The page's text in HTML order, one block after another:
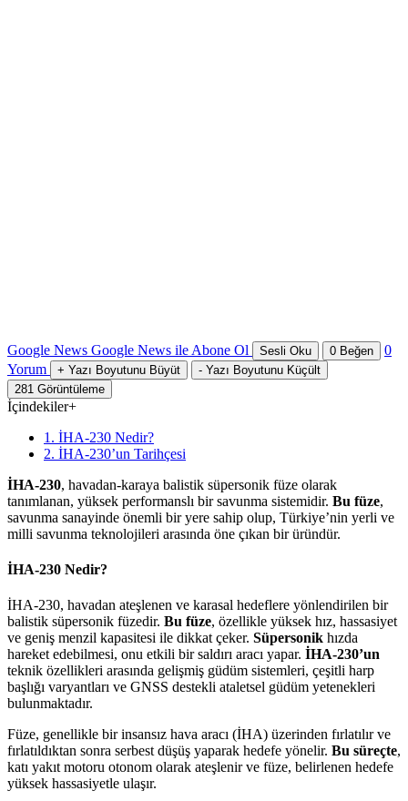
Google News Google News ile Abone Ol Sesli Oku 0 Beğen
0
Yorum
+ Yazı Boyutunu Büyüt - Yazı Boyutunu Küçült
281 Görüntüleme
İçindekiler+
1. İHA-230 Nedir?
2. İHA-230’un Tarihçesi
İHA-230, havadan-karaya balistik süpersonik füze olarak
tanımlanan, yüksek performanslı bir savunma sistemidir. Bu füze,
savunma sanayinde önemli bir yere sahip olup, Türkiye’nin yerli ve
milli savunma teknolojileri arasında öne çıkan bir üründür.
İHA-230 Nedir?
İHA-230, havadan ateşlenen ve karasal hedeflere yönlendirilen bir
balistik süpersonik füzedir. Bu füze, özellikle yüksek hız, hassasiyet
ve geniş menzil kapasitesi ile dikkat çeker. Süpersonik hızda
hareket edebilmesi, onu etkili bir saldırı aracı yapar. İHA-230’un
teknik özellikleri arasında gelişmiş güdüm sistemleri, çeşitli harp
başlığı varyantları ve GNSS destekli ataletsel güdüm yetenekleri
bulunmaktadır.
Füze, genellikle bir insansız hava aracı (İHA) üzerinden fırlatılır ve
fırlatıldıktan sonra serbest düşüş yaparak hedefe yönelir. Bu süreçte,
katı yakıt motoru otonom olarak ateşlenir ve füze, belirlenen hedefe
yüksek hassasiyetle ulaşır.